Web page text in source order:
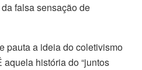
falsa sensação de
pauta a ideia do coletivismo
história do “juntos